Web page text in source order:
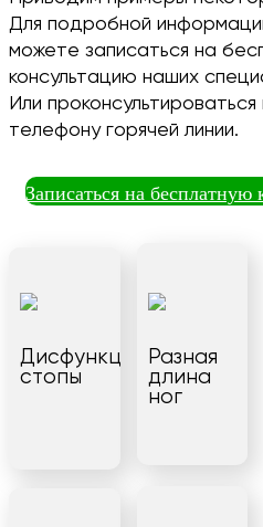
Для подробной
можете записаться на
консультацию наших
Или проконсультироваться
телефону горячей линии.
Записаться на бесплатную
Дисфункция
стопы
Разная
длина
ног